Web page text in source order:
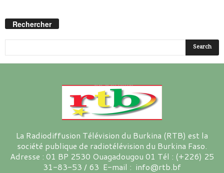
Rechercher
La Radiodiffusion Télévision du Burkina (RTB) est la
société publique de radiotélévision du Burkina Faso.
Adresse : 01 BP 2530 Ouagadougou 01 Tél : (+226) 25
31-83-53 / 63 E-mail : info@rtb.bf